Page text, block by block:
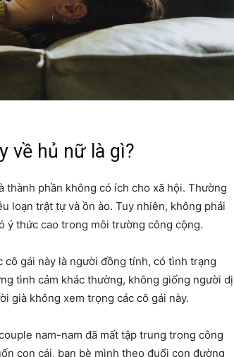
về hủ nữ là gì?
thành phần không có ích cho xã hội. Thường
loạn trật tự và ồn ào. Tuy nhiên, không phải
ý thức cao trong môi trường công cộng.
gái này là người đồng tính, có tình trạng
tình cảm khác thường, không giống người dị
già không xem trọng các cô gái này.
nam-nam đã mất tập trung trong công
con cái, bạn bè mình theo đuổi con đường